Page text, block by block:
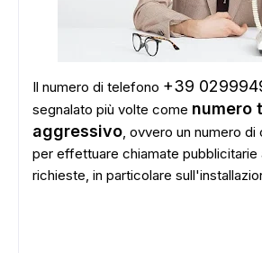
Il numero di telefono +39
segnalato più volte come numero
aggressivo, ovvero un numero di
per effettuare chiamate pubblicitarie
richieste, in particolare